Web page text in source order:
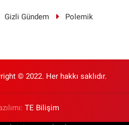
Gizli Gündem
Polemik
© 2022. Her hakkı saklıdır.
TE Bilişim